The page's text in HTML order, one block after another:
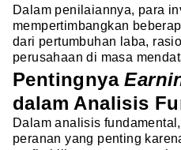
Dalam penilaiannya, para
mempertimbangkan
dari pertumbuhan laba,
perusahaan di masa
Pentingnya
dalam Analisis
Dalam analisis
peranan yang penting